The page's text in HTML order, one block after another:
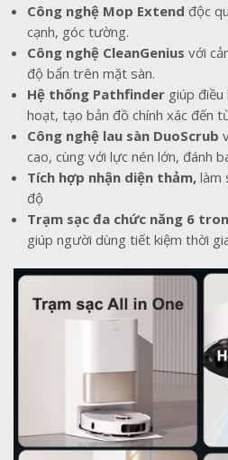
Công nghệ Mop Extend độc
cạnh, góc tường.
Công nghệ CleanGenius với
độ bẩn trên mặt sàn.
Hệ thống Pathfinder giúp
hoạt, tạo bản đồ chính xác đến
Công nghệ lau sàn DuoScrub
cao, cùng với lực nén lớn, đánh
Tích hợp nhận diện thảm, làm
độ
Trạm sạc đa chức năng 6
giúp người dùng tiết kiệm thời